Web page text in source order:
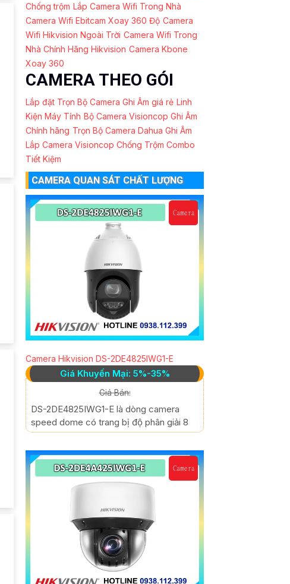
Chống trộm Lắp Camera Wifi Trong Nhà
Camera Wifi Ebitcam Xoay 360 Độ Camera
Wifi Hikvision Ngoài Trời Camera Wifi Trong
Nhà Chính Hãng Hikvision Camera Kbone
Xoay 360
CAMERA THEO GÓI
Lắp đặt Trọn Bộ Camera Ghi Âm giá rẻ Linh
Kiện Máy Tính Bộ Camera Visioncop Ghi Âm
Chính hãng Trọn Bộ Camera Dahua Ghi Âm
Lắp Camera Visioncop Chống Trộm Combo
Tiết Kiệm
CAMERA QUAN SÁT CHẤT LƯỢNG
Camera Hikvision DS-2DE4825IWG1-E
Giá Khuyến Mại: 5%-35%
Giá Bán:
DS-2DE4825IWG1-E là dòng camera
speed dome có trang bị độ phân giải 8